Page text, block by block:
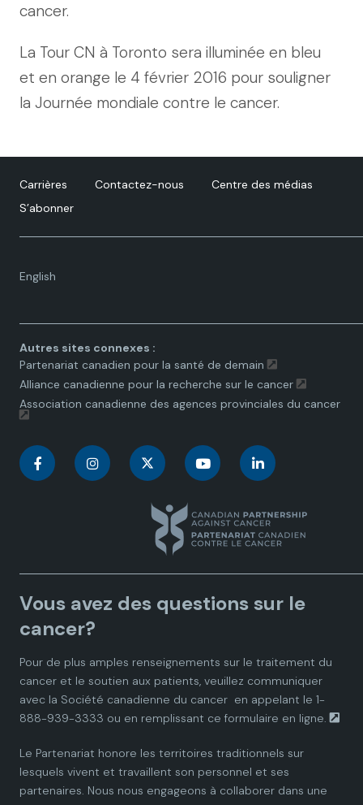
cancer.
La Tour CN à Toronto sera illuminée en bleu
et en orange le 4 février 2016 pour souligner
la Journée mondiale contre le cancer.
Carrières Contactez-nous
Centre des médias
S’abonner
English
Language
Autres sites connexes :
Partenariat canadien pour la santé de demain
Alliance canadienne pour la recherche sur le cancer
Association canadienne des agences provinciales du cancer
C
a
d
a
n
P
a
C
a
d
a
n
P
a
n
a
d
a
n
P
a
C
n
a
d
a
n
P
a
C
n
a
d
a
n
P
a
Vous avez des questions sur le
cancer?
Pour de plus amples renseignements sur le traitement du
cancer et le soutien aux patients, veuillez communiquer
avec la Société canadienne du cancer en appelant le 1-
888-939-3333 ou en remplissant ce formulaire en ligne.
Le Partenariat honore les territoires traditionnels sur
lesquels vivent et travaillent son personnel et ses
partenaires. Nous nous engageons à collaborer dans une